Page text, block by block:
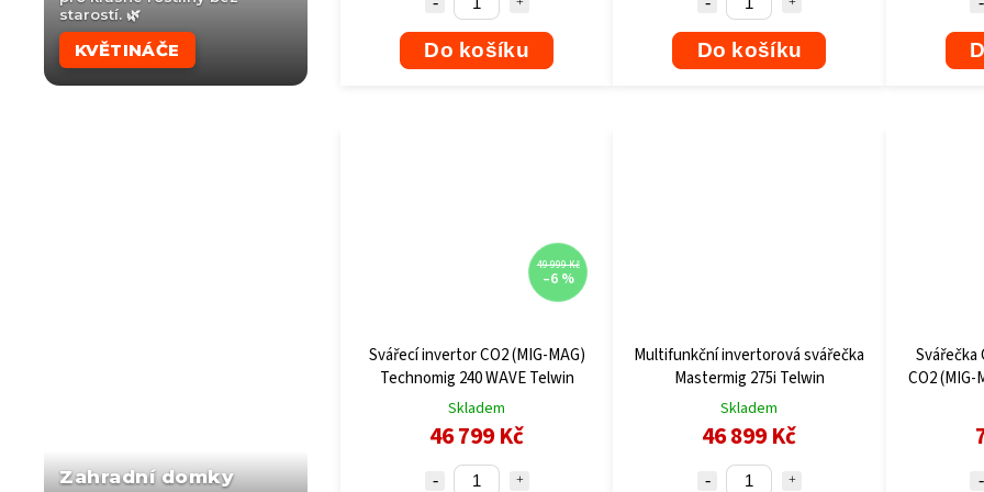
starostí. 🌿
KVĚTINÁČE
Zahradní domky
Do košíku Do košíku
49 999 Kč
–6 %
Svářecí invertor CO2 (MIG-MAG)
Technomig 240 WAVE Telwin
Skladem
46 799 Kč
Multifunkční invertorová svářečka
Mastermig 275i Telwin
Skladem
46 899 Kč
Svářečka
CO2 (MIG-